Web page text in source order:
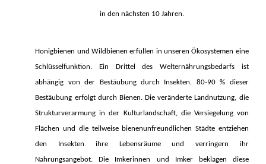
in den nächsten 10 Jahren.
Honigbienen und Wildbienen erfüllen in unseren Ökosystemen eine
Schlüsselfunktion. Ein Drittel des Welternährungsbedarfs ist
abhängig von der Bestäubung durch Insekten. 80-90 % dieser
Bestäubung erfolgt durch Bienen. Die veränderte Landnutzung, die
Strukturverarmung in der Kulturlandschaft, die Versiegelung von
Flächen und die teilweise bienenunfreundlichen Städte entziehen
den Insekten ihre Lebensräume und verringern ihr
Nahrungsangebot. Die Imkerinnen und Imker beklagen diese